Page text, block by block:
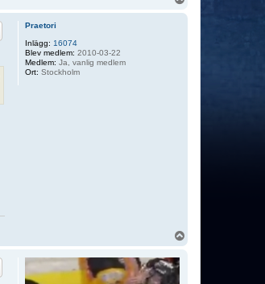
Praetori
Inlägg: 16074
Blev medlem: 2010-03-22
Medlem: Ja, vanlig medlem
Ort: Stockholm